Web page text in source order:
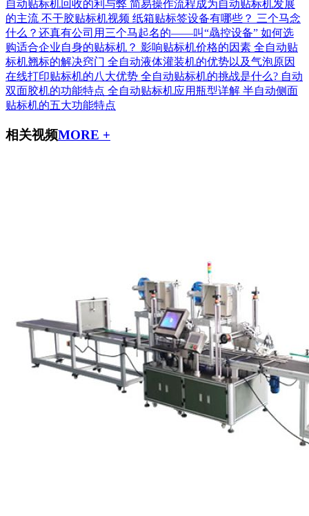
自动贴标机回收的利与弊 简易操作流程成为自动贴标机发展
的主流 不干胶贴标机视频 纸箱贴标签设备有哪些？ 三个马念
什么？还真有公司用三个马起名的——叫“骉控设备” 如何选
购适合企业自身的贴标机？ 影响贴标机价格的因素 全自动贴
标机翘标的解决窍门 全自动液体灌装机的优势以及气泡原因
在线打印贴标机的八大优势 全自动贴标机的挑战是什么? 自动
双面胶机的功能特点 全自动贴标机应用瓶型详解 半自动侧面
贴标机的五大功能特点
相关视频MORE +